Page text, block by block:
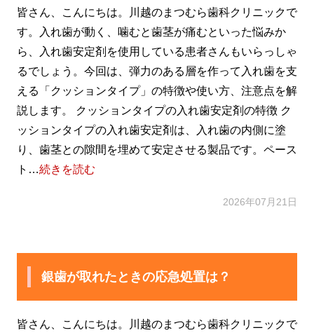
皆さん、こんにちは。川越のまつむら歯科クリニックで
す。入れ歯が動く、噛むと歯茎が痛むといった悩みか
ら、入れ歯安定剤を使用している患者さんもいらっしゃ
るでしょう。今回は、弾力のある層を作って入れ歯を支
える「クッションタイプ」の特徴や使い方、注意点を解
説します。 クッションタイプの入れ歯安定剤の特徴 ク
ッションタイプの入れ歯安定剤は、入れ歯の内側に塗
り、歯茎との隙間を埋めて安定させる製品です。ペース
ト…続きを読む
2026年07月21日
銀歯が取れたときの応急処置は？
皆さん、こんにちは。川越のまつむら歯科クリニックで